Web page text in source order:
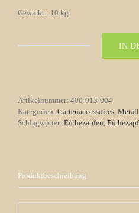
Gewicht : 10 kg
IN
Artikelnummer: 400-013-004
Kategorien: Gartenaccessoires Metall
Schlagwörter: Eichezapfen
Produktbeschreibung